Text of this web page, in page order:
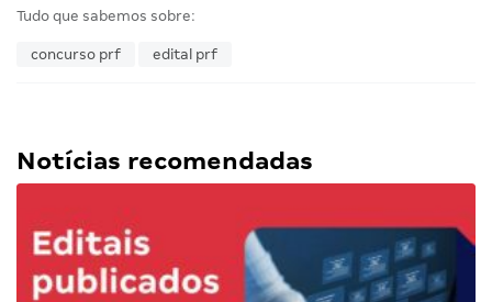
Tudo que sabemos sobre:
concurso prf edital prf
Notícias recomendadas